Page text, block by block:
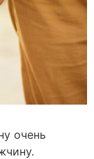
очень